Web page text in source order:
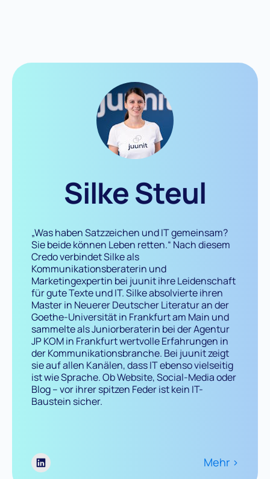
Silke Steul
„Was haben Satzzeichen und IT gemeinsam?
Sie beide können Leben retten.“ Nach diesem
Credo verbindet Silke als
Kommunikationsberaterin und
Marketingexpertin bei juunit ihre Leidenschaft
für gute Texte und IT. Silke absolvierte ihren
Master in Neuerer Deutscher Literatur an der
Goethe-Universität in Frankfurt am Main und
sammelte als Juniorberaterin bei der Agentur
JP KOM in Frankfurt wertvolle Erfahrungen in
der Kommunikationsbranche. Bei juunit zeigt
sie auf allen Kanälen, dass IT ebenso vielseitig
ist wie Sprache. Ob Website, Social-Media oder
Blog – vor ihrer spitzen Feder ist kein IT-
Baustein sicher.
Mehr >